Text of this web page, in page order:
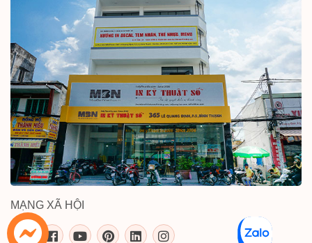
MẠNG XÃ HỘI
inkythuatso.com trên các mạng xã